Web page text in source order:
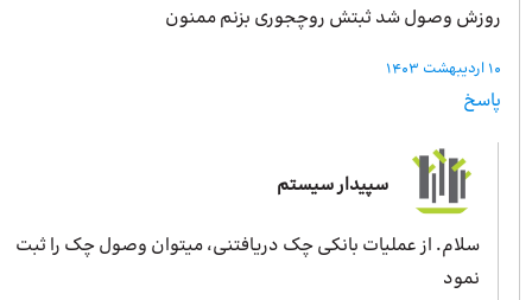
روزش وصول شد ثبتش روچجوری بزنم ممنون
10 اردیبهشت 1403
پاسخ
سپیدار سیستم
سلام. از عملیات بانکی چک دریافتنی، میتوان وصول چک را ثبت
نمود